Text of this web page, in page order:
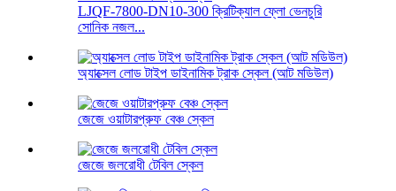
LJQF-7800-DN10-300 ক্রিটিক্যাল ফ্লো ভেনচুরি
সোনিক নজল...
অ্যাক্সেল লোড টাইপ ডাইনামিক ট্রাক স্কেল (আট মডিউল)
জেজে ওয়াটারপ্রুফ বেঞ্চ স্কেল
জেজে জলরোধী টেবিল স্কেল